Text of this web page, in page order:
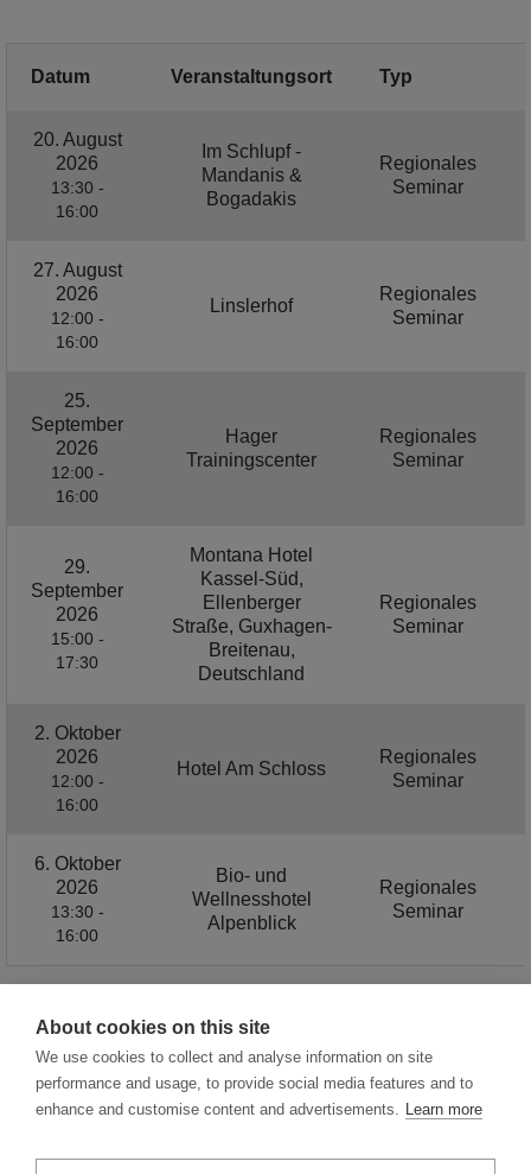
Datum Veranstaltungsort Typ
20. August
2026
13:30 -
16:00
Im Schlupf -
Mandanis &
Bogadakis
Regionales
Seminar
27. August
2026
12:00 -
16:00
Linslerhof
Regionales
Seminar
25.
September
2026
12:00 -
16:00
Hager
Trainingscenter
Regionales
Seminar
29.
September
2026
15:00 -
17:30
Montana Hotel
Kassel-Süd,
Ellenberger
Straße, Guxhagen-
Breitenau,
Deutschland
Regionales
Seminar
2. Oktober
2026
12:00 -
16:00
Hotel Am Schloss
Regionales
Seminar
6. Oktober
2026
13:30 -
16:00
Bio- und
Wellnesshotel
Alpenblick
Regionales
Seminar
1 / 3
About cookies on this site
We use cookies to collect and analyse information on site
performance and usage, to provide social media features and to
enhance and customise content and advertisements. Learn more